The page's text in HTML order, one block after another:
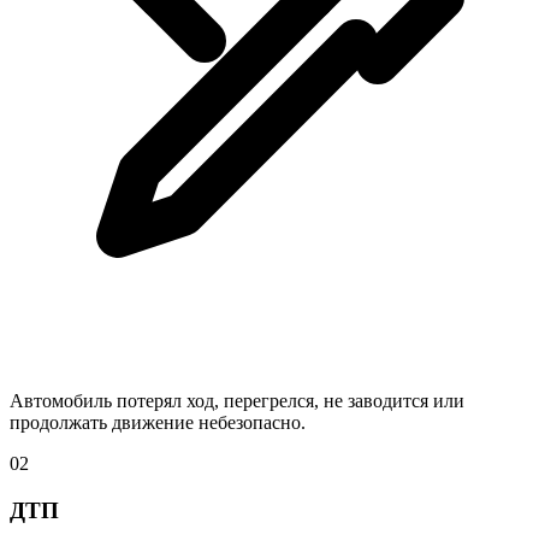
Автомобиль потерял ход, перегрелся, не заводится или
продолжать движение небезопасно.
02
ДТП